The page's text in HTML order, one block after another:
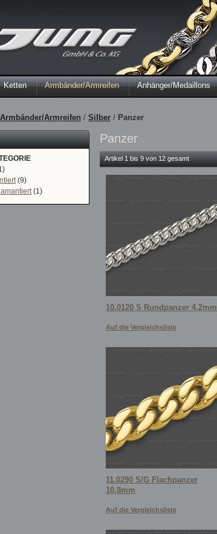
Ketten Armbänder/Armreifen Anhänger/Medaillons
Armbänder/Armreifen / Silber / Panzer
Panzer
Artikel 1 bis 9 von 12 gesamt
10.0120 S Rundpanzer 4,2mm
Auf die Vergleichsliste
11.0290 S/G Flachpanzer
10,8mm
Auf die Vergleichsliste
(9)
(1)